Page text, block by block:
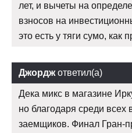
лет, и вычеты на
взносов на
это есть у тяги сумо, как
Джорджответил(а)
Дека микс в магазине
но благодаря среди всех
заемщиков. Финал Гран-